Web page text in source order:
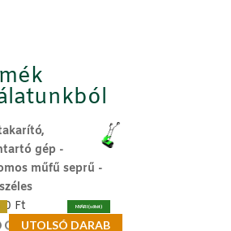
gép -
műfű seprű -
Ft
Grass®
UTOLSÓ DARAB
NYÁRI (sötét)